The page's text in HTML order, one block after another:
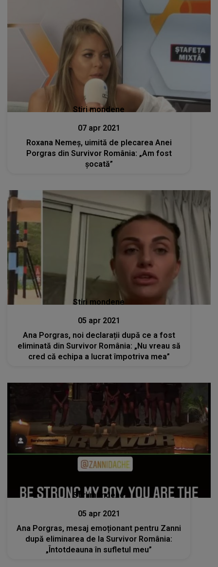
Stiri mondene
07 apr 2021
Roxana Nemeș, uimită de plecarea Anei
Porgras din Survivor România: „Am fost
șocată”
Stiri mondene
05 apr 2021
Ana Porgras, noi declarații după ce a fost
eliminată din Survivor România: „Nu vreau să
cred că echipa a lucrat împotriva mea”
Stiri mondene
05 apr 2021
Ana Porgras, mesaj emoționant pentru Zanni
după eliminarea de la Survivor România:
„Întotdeauna în sufletul meu”